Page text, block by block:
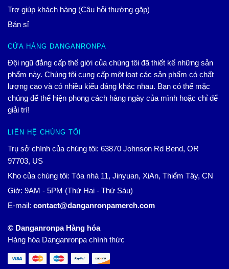
Trợ giúp khách hàng (Câu hỏi thường gặp)
Bán sỉ
CỬA HÀNG DANGANRONPA
Đội ngũ đẳng cấp thế giới của chúng tôi đã thiết kế những sản
phẩm này. Chúng tôi cung cấp một loạt các sản phẩm có chất
lượng cao và có nhiều kiểu dáng khác nhau. Bạn có thể mặc
chúng để thể hiện phong cách hàng ngày của mình hoặc chỉ để
giải trí!
LIÊN HỆ CHÚNG TÔI
Trụ sở chính của chúng tôi: 63870 Johnson Rd Bend, OR
97703, US
Kho của chúng tôi: Tòa nhà 11, Jinyuan, XiAn, Thiểm Tây, CN
Giờ: 9AM - 5PM (Thứ Hai - Thứ Sáu)
E-mail: contact@danganronpamerch.com
© Danganronpa Hàng hóa
Hàng hóa Danganronpa chính thức